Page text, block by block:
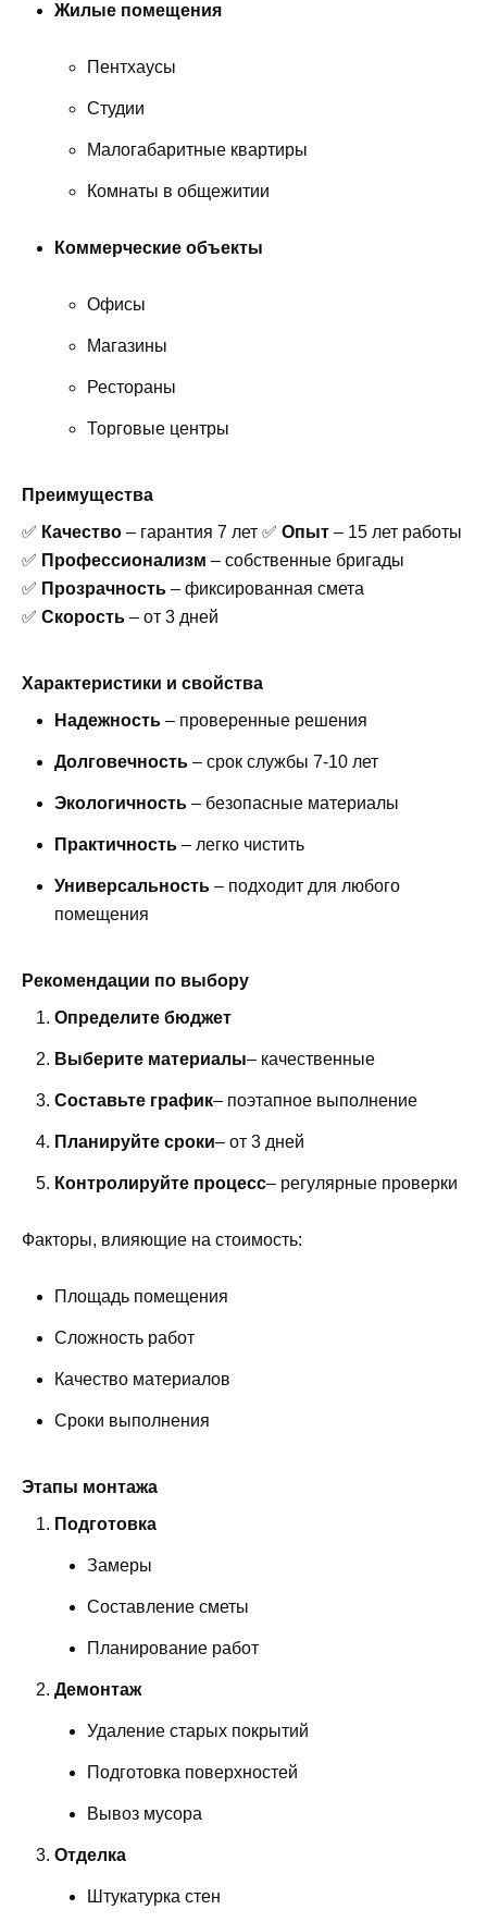
Жилые помещения
Пентхаусы
Студии
Малогабаритные квартиры
Комнаты в общежитии
Коммерческие объекты
Офисы
Магазины
Рестораны
Торговые центры
Преимущества
✅ Качество – гарантия 7 лет ✅ Опыт – 15 лет работы
✅ Профессионализм – собственные бригады
✅ Прозрачность – фиксированная смета
✅ Скорость – от 3 дней
Характеристики и свойства
Надежность – проверенные решения
Долговечность – срок службы 7-10 лет
Экологичность – безопасные материалы
Практичность – легко чистить
Универсальность – подходит для любого
помещения
Рекомендации по выбору
Определите бюджет
Выберите материалы– качественные
Составьте график– поэтапное выполнение
Планируйте сроки– от 3 дней
Контролируйте процесс– регулярные проверки
Факторы, влияющие на стоимость:
Площадь помещения
Сложность работ
Качество материалов
Сроки выполнения
Этапы монтажа
Подготовка
Замеры
Составление сметы
Планирование работ
Демонтаж
Удаление старых покрытий
Подготовка поверхностей
Вывоз мусора
Отделка
Штукатурка стен